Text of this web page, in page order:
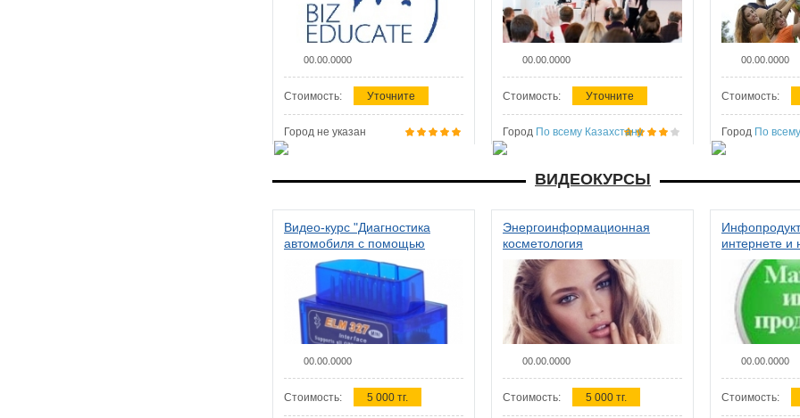
00.00.0000
Стоимость: Уточните
Город не указан
00.00.0000
Стоимость: Уточните
Город По всему Казахстану
00.00.0000
Стоимость:
Город По
ВИДЕОКУРСЫ
Видео-курс "Диагностика
автомобиля с помощью
сканера ELM 327"
00.00.0000
Стоимость: 5 000 тг.
Энергоинформационная
косметология
00.00.0000
Стоимость: 5 000 тг.
интернете и
00.00.0000
Стоимость: